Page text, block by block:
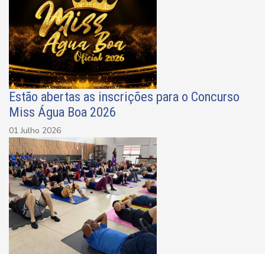
Estão abertas as inscrições para o Concurso
Miss Água Boa 2026
01 Julho 2026